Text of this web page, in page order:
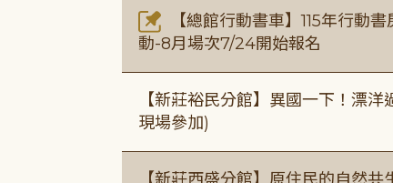
【總館行動書車】115年行動
動-8月場次7/24開始報名
【新莊裕民分館】異國一下！漂
現場參加)